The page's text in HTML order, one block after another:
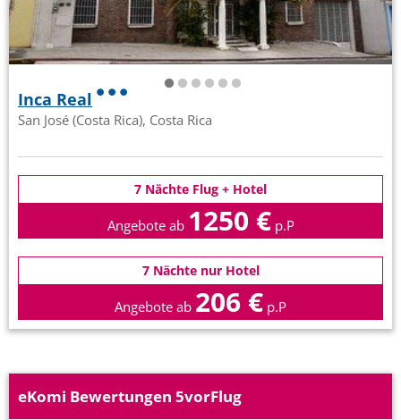
Inca Real
San José (Costa Rica), Costa Rica
7 Nächte Flug + Hotel
Angebote ab 1250 € p.P
7 Nächte nur Hotel
Angebote ab 206 € p.P
eKomi Bewertungen 5vorFlug